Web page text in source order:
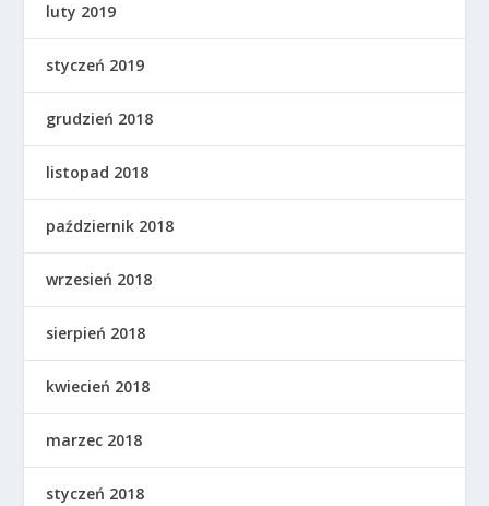
luty 2019
styczeń 2019
grudzień 2018
listopad 2018
październik 2018
wrzesień 2018
sierpień 2018
kwiecień 2018
marzec 2018
styczeń 2018